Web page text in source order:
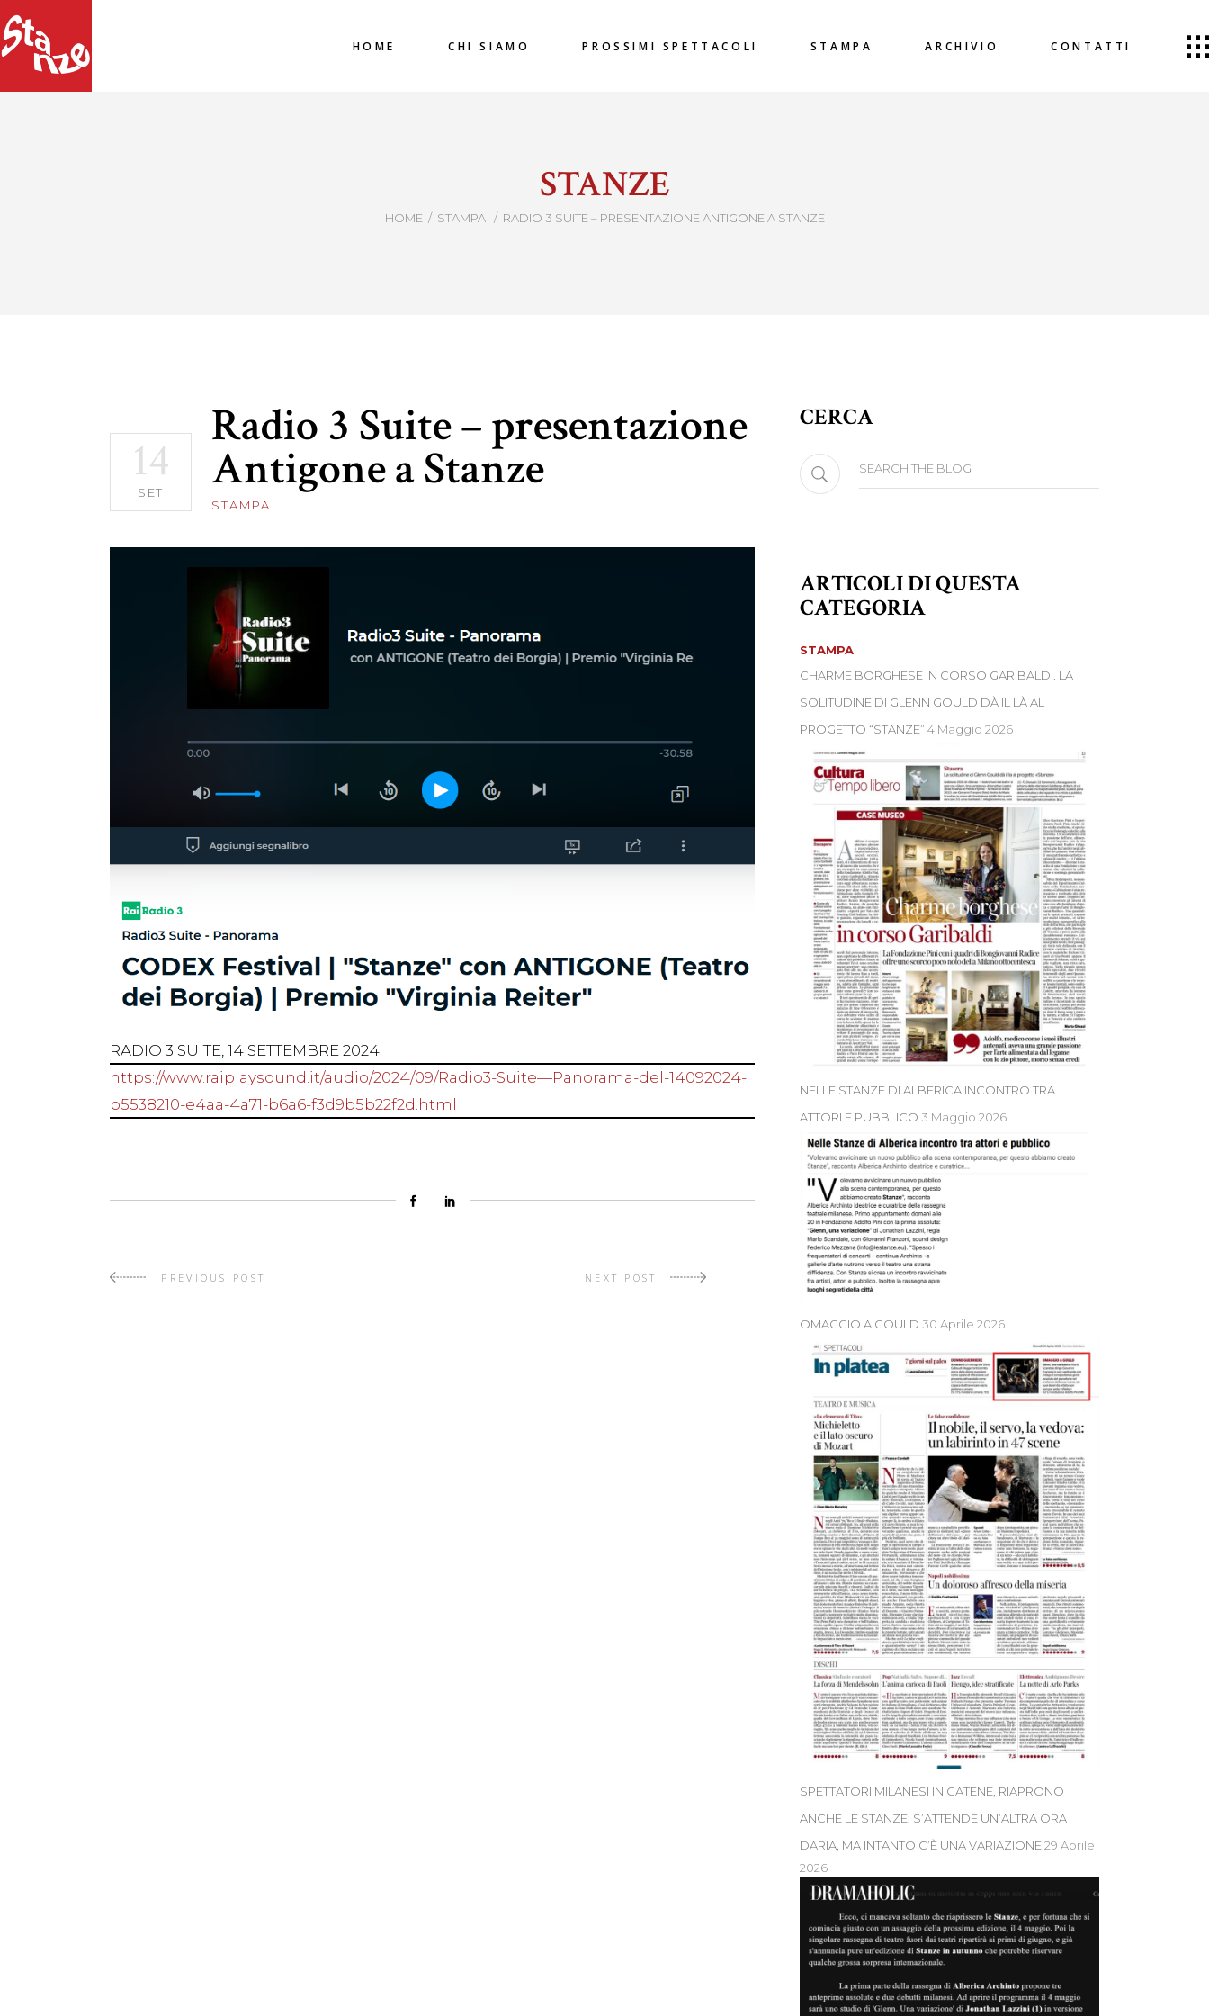
HOME CHI SIAMO PROSSIMI SPETTACOLI STAMPA ARCHIVIO CONTATTI
STANZE
HOME / STAMPA / RADIO 3 SUITE – PRESENTAZIONE ANTIGONE A STANZE
14
SET
Radio 3 Suite – presentazione
Antigone a Stanze
STAMPA
RADIO 3 SUITE, 14 SETTEMBRE 2024
https://www.raiplaysound.it/audio/2024/09/Radio3-Suite—Panorama-del-14092024-
b5538210-e4aa-4a71-b6a6-f3d9b5b22f2d.html
PREVIOUS POST NEXT POST
CERCA
Search
for:
ARTICOLI DI QUESTA
CATEGORIA
STAMPA
CHARME BORGHESE IN CORSO GARIBALDI. LA
SOLITUDINE DI GLENN GOULD DÀ IL LÀ AL
PROGETTO “STANZE” 4 Maggio 2026
NELLE STANZE DI ALBERICA INCONTRO TRA
ATTORI E PUBBLICO 3 Maggio 2026
OMAGGIO A GOULD 30 Aprile 2026
SPETTATORI MILANESI IN CATENE, RIAPRONO
ANCHE LE STANZE: S’ATTENDE UN’ALTRA ORA
DARIA, MA INTANTO C’È UNA VARIAZIONE29 Aprile
2026